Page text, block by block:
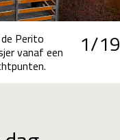
1/19
Perito
vanaf een